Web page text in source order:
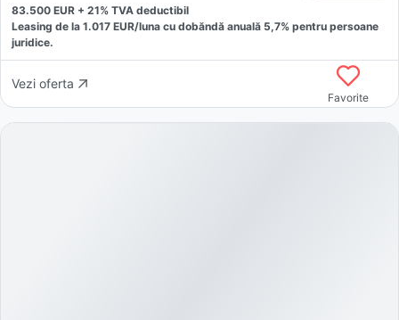
83.500 EUR + 21% TVA deductibil
Leasing de la 1.017 EUR/luna cu dobăndă anuală 5,7% pentru persoane
juridice.
Vezi oferta
Favorite